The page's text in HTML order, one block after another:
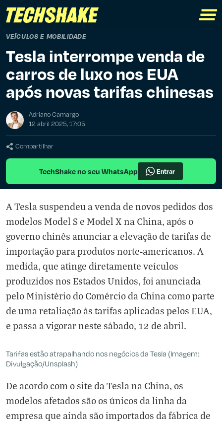
VEÍCULOS E MOBILIDADE
Tesla interrompe venda de
carros de luxo nos EUA
após novas tarifas chinesas
Adriano Camargo
12 abril 2025, 17:05
Compartilhar
TechShake no seu WhatsApp Entrar
A Tesla suspendeu a venda de novos pedidos dos
modelos Model S e Model X na China, após o
governo chinês anunciar a elevação de tarifas de
importação para produtos norte-americanos. A
medida, que atinge diretamente veículos
produzidos nos Estados Unidos, foi anunciada
pelo Ministério do Comércio da China como parte
de uma retaliação às tarifas aplicadas pelos EUA,
e passa a vigorar neste sábado, 12 de abril.
Tarifas estão atrapalhando nos negócios da Tesla (Imagem:
Divulgação/Unsplash)
De acordo com o site da Tesla na China, os
modelos afetados são os únicos da linha da
empresa que ainda são importados da fábrica de